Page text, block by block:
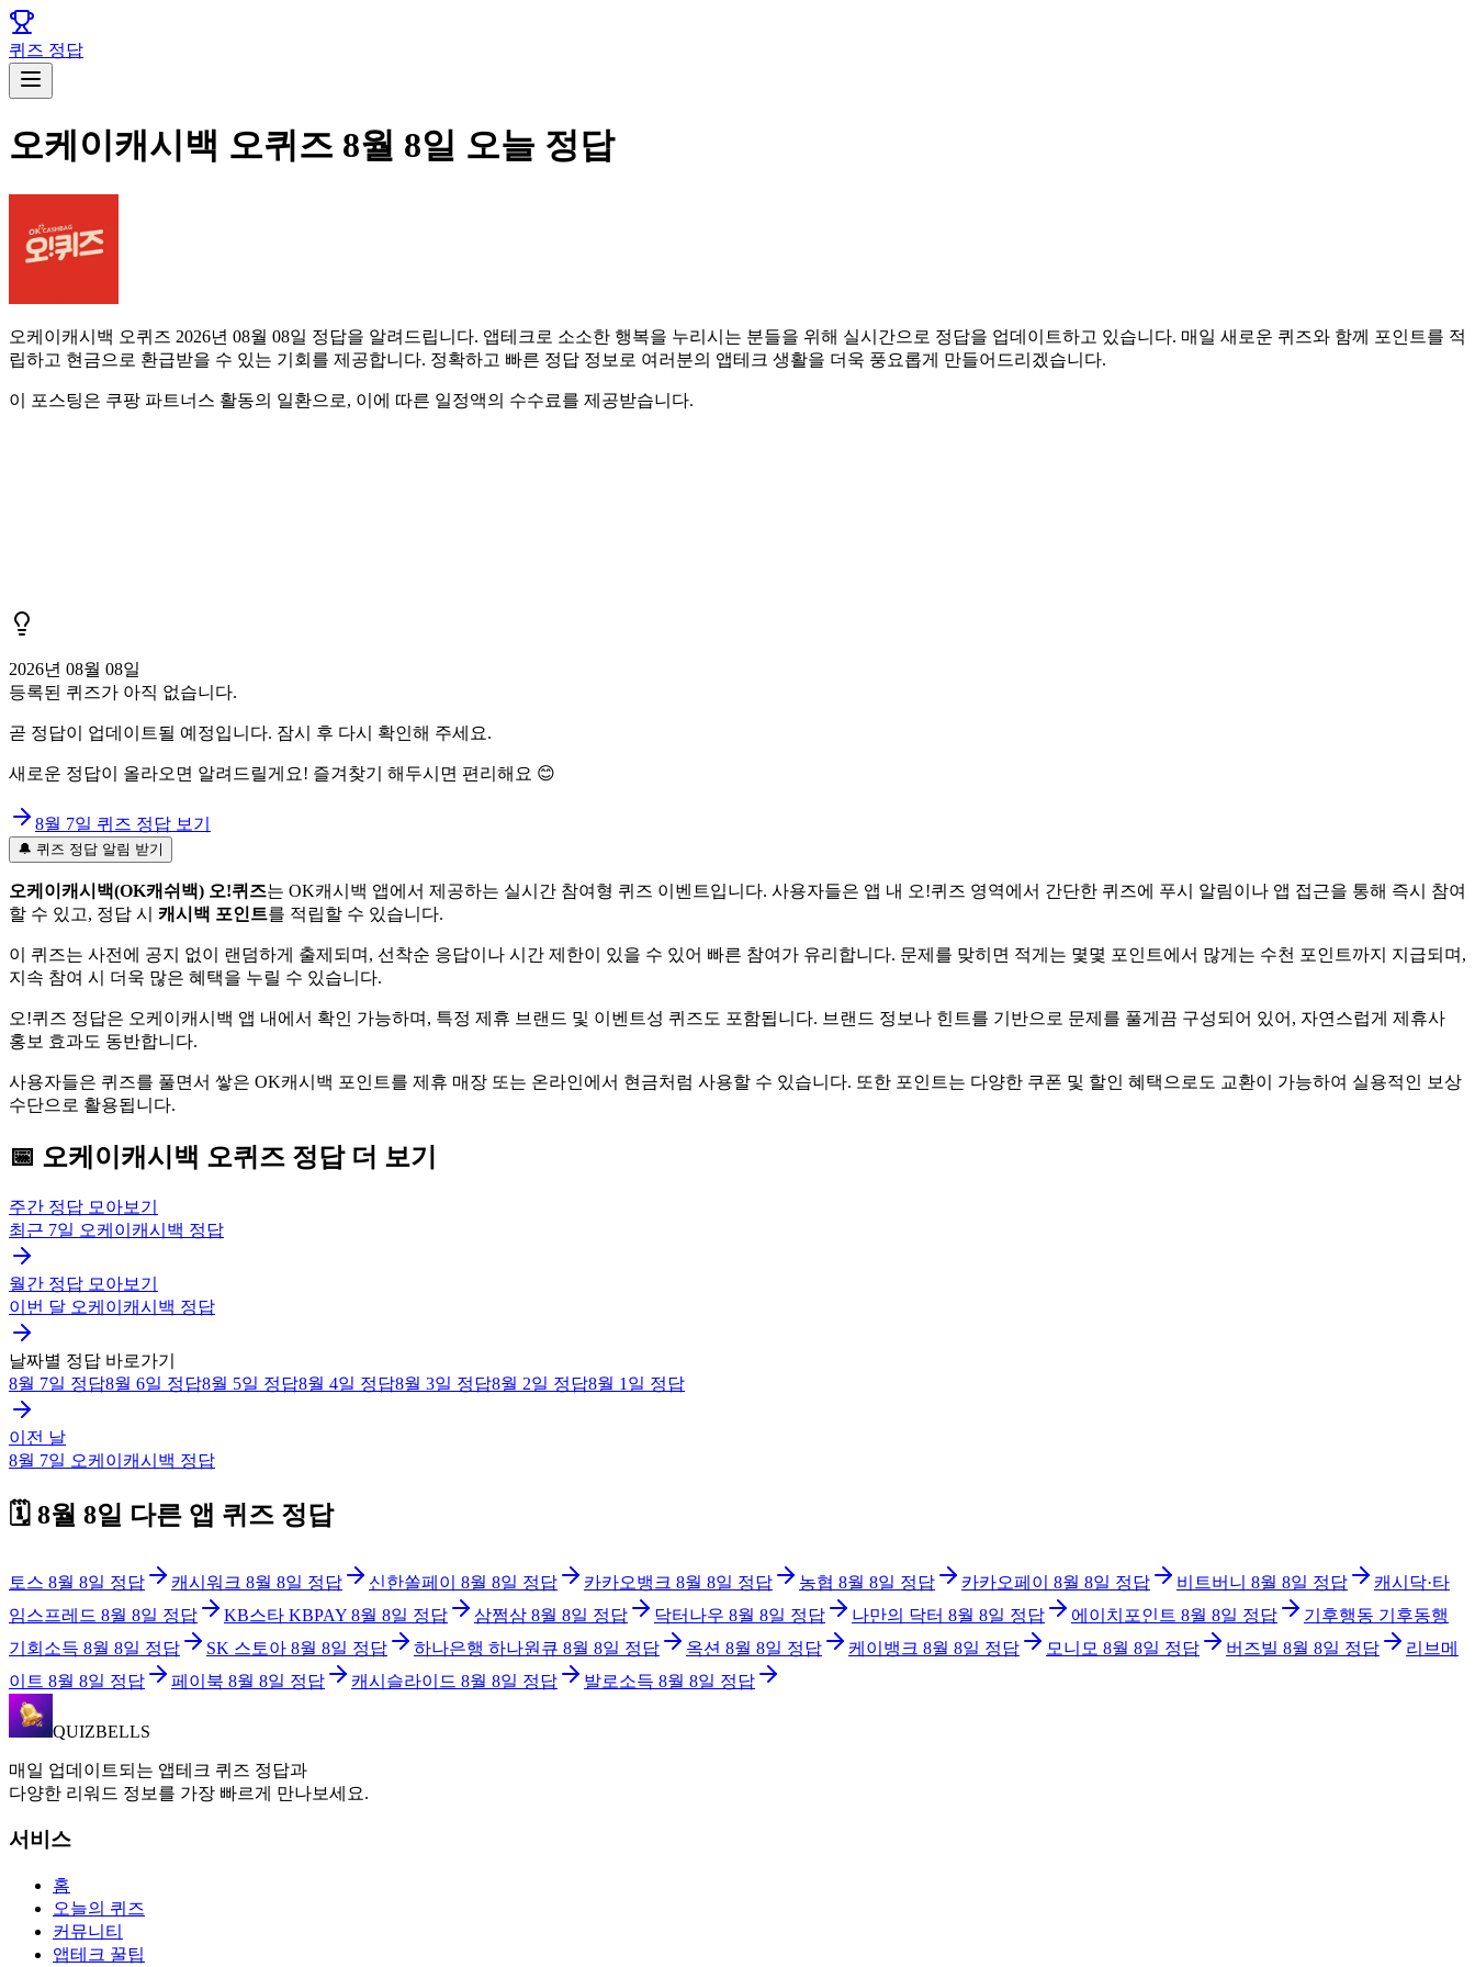
퀴즈 정답
오케이캐시백 오퀴즈 8월 8일 오늘 정답
오케이캐시백 오퀴즈 2026년 08월 08일 정답을 알려드립니다. 앱테크로 소소한 행복을 누리시는 분들을 위해 실시간으로 정답을 업데이트하고 있습니다. 매일 새로운 퀴즈와 함께 포인트를 적
립하고 현금으로 환급받을 수 있는 기회를 제공합니다. 정확하고 빠른 정답 정보로 여러분의 앱테크 생활을 더욱 풍요롭게 만들어드리겠습니다.
이 포스팅은 쿠팡 파트너스 활동의 일환으로, 이에 따른 일정액의 수수료를 제공받습니다.
2026년 08월 08일
등록된 퀴즈가 아직 없습니다.
곧 정답이 업데이트될 예정입니다. 잠시 후 다시 확인해 주세요.
새로운 정답이 올라오면 알려드릴게요! 즐겨찾기 해두시면 편리해요 😊
8월 7일 퀴즈 정답 보기
🔔 퀴즈 정답 알림 받기
오케이캐시백(OK캐쉬백) 오!퀴즈는 OK캐시백 앱에서 제공하는 실시간 참여형 퀴즈 이벤트입니다. 사용자들은 앱 내 오!퀴즈 영역에서 간단한 퀴즈에 푸시 알림이나 앱 접근을 통해 즉시 참여
할 수 있고, 정답 시 캐시백 포인트를 적립할 수 있습니다.
이 퀴즈는 사전에 공지 없이 랜덤하게 출제되며, 선착순 응답이나 시간 제한이 있을 수 있어 빠른 참여가 유리합니다. 문제를 맞히면 적게는 몇몇 포인트에서 많게는 수천 포인트까지 지급되며,
지속 참여 시 더욱 많은 혜택을 누릴 수 있습니다.
오!퀴즈 정답은 오케이캐시백 앱 내에서 확인 가능하며, 특정 제휴 브랜드 및 이벤트성 퀴즈도 포함됩니다. 브랜드 정보나 힌트를 기반으로 문제를 풀게끔 구성되어 있어, 자연스럽게 제휴사
홍보 효과도 동반합니다.
사용자들은 퀴즈를 풀면서 쌓은 OK캐시백 포인트를 제휴 매장 또는 온라인에서 현금처럼 사용할 수 있습니다. 또한 포인트는 다양한 쿠폰 및 할인 혜택으로도 교환이 가능하여 실용적인 보상
수단으로 활용됩니다.
📅 오케이캐시백 오퀴즈 정답 더 보기
주간 정답 모아보기
최근 7일 오케이캐시백 정답
월간 정답 모아보기
이번 달 오케이캐시백 정답
날짜별 정답 바로가기
8월 7일 정답8월 6일 정답8월 5일 정답8월 4일 정답8월 3일 정답8월 2일 정답8월 1일 정답
이전 날
8월 7일 오케이캐시백 정답
🗓️ 8월 8일 다른 앱 퀴즈 정답
토스 8월 8일 정답 캐시워크 8월 8일 정답 신한쏠페이 8월 8일 정답 카카오뱅크 8월 8일 정답 농협 8월 8일 정답 카카오페이 8월 8일 정답 비트버니 8월 8일 정답
캐시닥·타
임스프레드 8월 8일 정답 KB스타 KBPAY 8월 8일 정답 삼쩜삼 8월 8일 정답 닥터나우 8월 8일 정답 나만의 닥터 8월 8일 정답 에이치포인트 8월 8일 정답
기후행동 기후동행
기회소득 8월 8일 정답 SK 스토아 8월 8일 정답 하나은행 하나원큐 8월 8일 정답 옥션 8월 8일 정답 케이뱅크 8월 8일 정답 모니모 8월 8일 정답 버즈빌 8월 8일 정답
리브메
이트 8월 8일 정답 페이북 8월 8일 정답 캐시슬라이드 8월 8일 정답 발로소득 8월 8일 정답
QUIZBELLS
매일 업데이트되는 앱테크 퀴즈 정답과
다양한 리워드 정보를 가장 빠르게 만나보세요.
서비스
홈
오늘의 퀴즈
커뮤니티
앱테크 꿀팁